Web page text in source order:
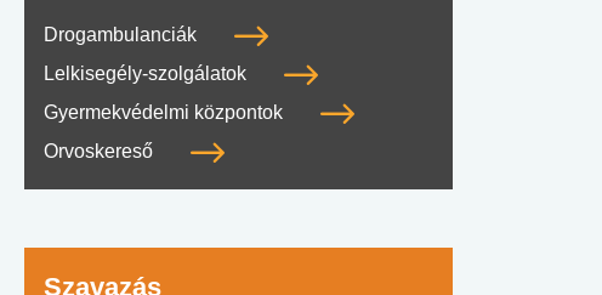
Drogambulanciák
Lelkisegély-szolgálatok
Gyermekvédelmi központok
Orvoskereső
Szavazás